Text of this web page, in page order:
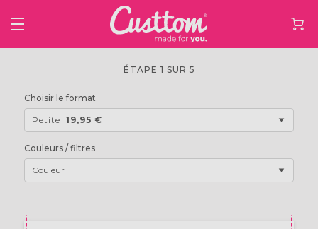
ÉTAPE 1 SUR 5
Choisir le format
Petite 19,95 €
Couleurs / filtres
Couleur